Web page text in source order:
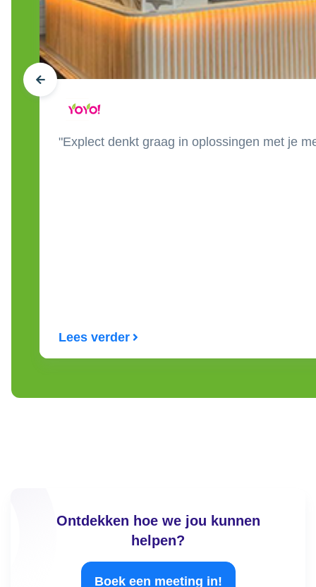
"Explect denkt graag in oplossingen met je
Lees verder
Ontdekken hoe we jou kunnen
helpen?
Boek een meeting in!